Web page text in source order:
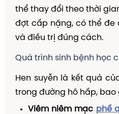
thể thay đổi theo thời
đợt cấp nặng, có thể đe
và điều trị đúng cách.
Quá trình sinh bệnh học
Hen suyễn là kết quả
trong đường hô hấp, bao
Viêm niêm mạc phế